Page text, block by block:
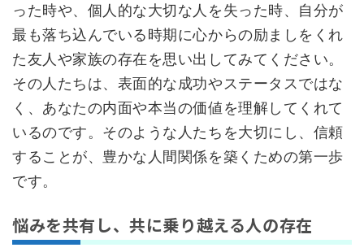
った時や、個人的な大切な人を失った時、自分が
最も落ち込んでいる時期に心からの励ましをくれ
た友人や家族の存在を思い出してみてください。
その人たちは、表面的な成功やステータスではな
く、あなたの内面や本当の価値を理解してくれて
いるのです。そのような人たちを大切にし、信頼
することが、豊かな人間関係を築くための第一歩
です。
悩みを共有し、共に乗り越える人の存在